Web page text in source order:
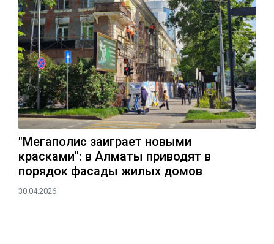
"Мегаполис заиграет новыми
красками": в Алматы приводят в
порядок фасады жилых домов
30.04.2026